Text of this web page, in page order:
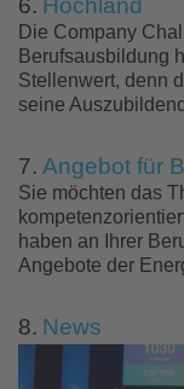
6. Hochland
Die Company
Berufsausbildung
Stellenwert, denn
seine
7. Angebot für
Sie möchten das
haben an Ihrer
Angebote der
8. News